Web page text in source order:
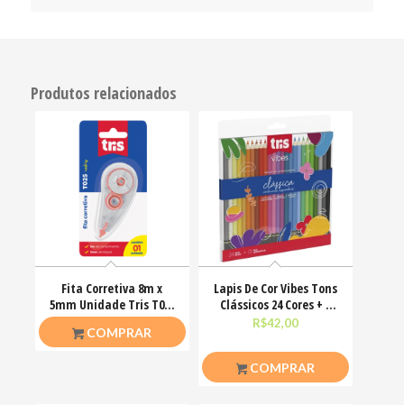
Produtos relacionados
Fita Corretiva 8m x
5mm Unidade Tris T025
Cartela
COMPRAR
Lapis De Cor Vibes Tons
Clássicos 24 Cores + 1
Lápis 6B Tris
R$42,00
COMPRAR